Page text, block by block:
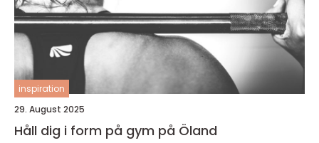
inspiration
29. August 2025
Håll dig i form på gym på Öland